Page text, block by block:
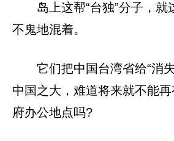
岛上这帮“台独”分子，
不鬼地混着。
它们把中国台湾省给“消
中国之大，难道将来就不能
府办公地点吗?